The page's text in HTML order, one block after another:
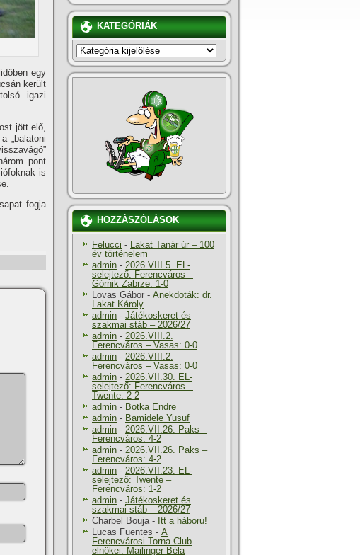
egy
került
igazi
jött elő,
„balatoni
pont
is
fogja
KATEGÓRIÁK
KATEGÓRIÁK
HOZZÁSZÓLÁSOK
Felucci - Lakat Tanár úr – 100
év történelem
admin - 2026.VIII.5. EL-
selejtező: Ferencváros –
Górnik Zabrze: 1-0
Lovas Gábor - Anekdoták: dr.
Lakat Károly
admin - Játékoskeret és
szakmai stáb – 2026/27
admin - 2026.VIII.2.
Ferencváros – Vasas: 0-0
admin - 2026.VIII.2.
Ferencváros – Vasas: 0-0
admin - 2026.VII.30. EL-
selejtező: Ferencváros –
Twente: 2-2
admin - Botka Endre
admin - Bamidele Yusuf
admin - 2026.VII.26. Paks –
Ferencváros: 4-2
admin - 2026.VII.26. Paks –
Ferencváros: 4-2
admin - 2026.VII.23. EL-
selejtező: Twente –
Ferencváros: 1-2
admin - Játékoskeret és
szakmai stáb – 2026/27
Charbel Bouja- Itt a háboru!
Lucas Fuentes - A
Ferencvárosi Torna Club
elnökei: Mailinger Béla